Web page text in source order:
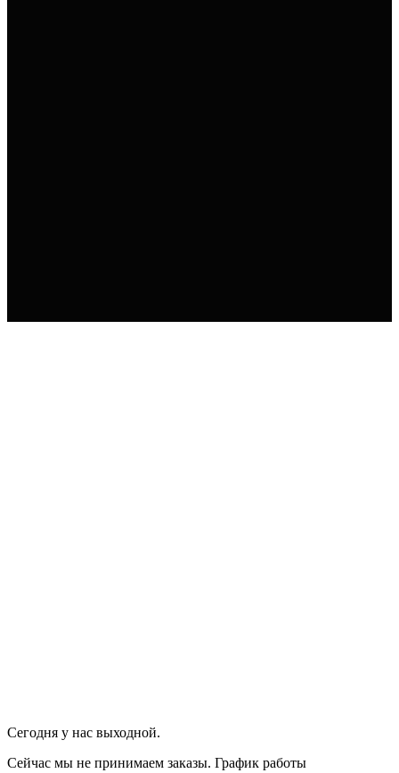
Сегодня у нас выходной.
Сейчас мы не принимаем заказы. График работы